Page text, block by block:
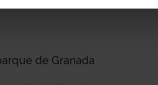
de Granada